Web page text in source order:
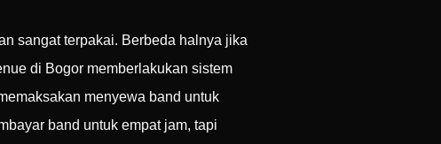
sangat terpakai. Berbeda halnya jika
di Bogor memberlakukan sistem
menyewa band untuk
band untuk empat jam, tapi